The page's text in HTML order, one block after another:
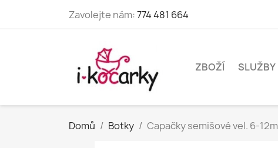
Zavolejte nám:774 481 664
ZBOŽÍ SLUŽBY
Domů Botky Capačky semišové vel. 6-12m